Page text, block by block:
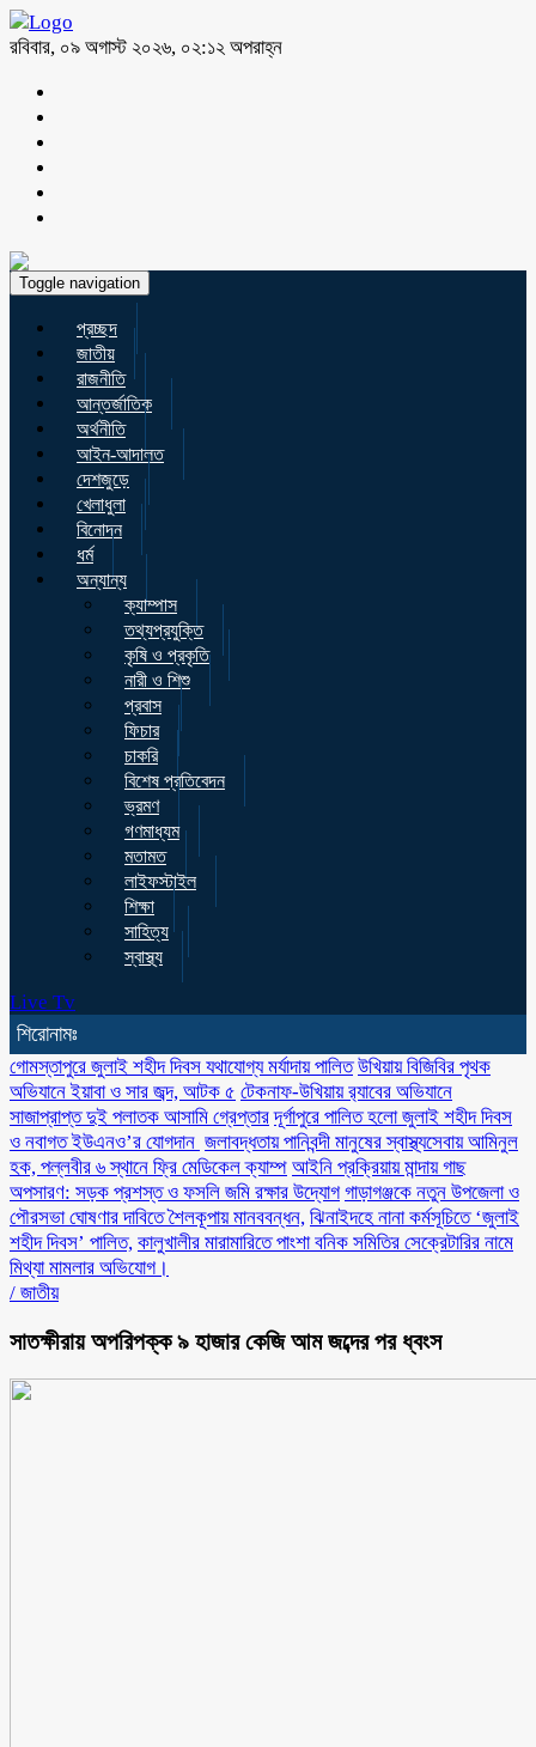
রবিবার, ০৯ অগাস্ট ২০২৬, ০২:১২ অপরাহ্ন
Toggle navigation
প্রচ্ছদ
জাতীয়
রাজনীতি
আন্তর্জাতিক
অর্থনীতি
আইন-আদালত
দেশজুড়ে
খেলাধুলা
বিনোদন
ধর্ম
অন্যান্য
ক্যাম্পাস
তথ্যপ্রযুক্তি
কৃষি ও প্রকৃতি
নারী ও শিশু
প্রবাস
ফিচার
চাকরি
বিশেষ প্রতিবেদন
ভ্রমণ
গণমাধ্যম
মতামত
লাইফস্টাইল
শিক্ষা
সাহিত্য
স্বাস্থ্য
Live Tv
শিরোনামঃ
গোমস্তাপুরে জুলাই শহীদ দিবস যথাযোগ্য মর্যাদায় পালিত উখিয়ায় বিজিবির পৃথক
অভিযানে ইয়াবা ও সার জব্দ, আটক ৫ টেকনাফ-উখিয়ায় র‌্যাবের অভিযানে
সাজাপ্রাপ্ত দুই পলাতক আসামি গ্রেপ্তার ‎দূর্গাপুরে পালিত হলো জুলাই শহীদ দিবস
ও নবাগত ইউএনও’র যোগদান ‎ জলাবদ্ধতায় পানিবন্দী মানুষের স্বাস্থ্যসেবায় আমিনুল
হক, পল্লবীর ৬ স্থানে ফ্রি মেডিকেল ক্যাম্প আইনি প্রক্রিয়ায় মান্দায় গাছ
অপসারণ: সড়ক প্রশস্ত ও ফসলি জমি রক্ষার উদ্যোগ গাড়াগঞ্জকে নতুন উপজেলা ও
পৌরসভা ঘোষণার দাবিতে শৈলকূপায় মানববন্ধন, ঝিনাইদহে নানা কর্মসূচিতে ‘জুলাই
শহীদ দিবস’ পালিত, কালুখালীর মারামারিতে পাংশা বনিক সমিতির সেক্রেটারির নামে
মিথ্যা মামলার অভিযোগ।
/ জাতীয়
সাতক্ষীরায় অপরিপক্ক ৯ হাজার কেজি আম জব্দের পর ধ্বংস